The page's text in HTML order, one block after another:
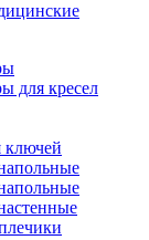
для кресел
ключей